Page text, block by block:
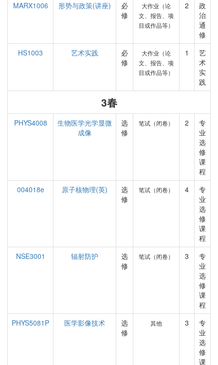
MARX1006
形势与政策(讲座)
必
修
大作业（论
文、报告、项
目或作品等）
2
政
治
通
修
HS1003
艺术实践
必
修
大作业（论
文、报告、项
目或作品等）
1
艺
术
实
践
3春
PHYS4008
生物医学光学显微
成像
选
修
笔试（闭卷） 2
专
业
选
修
课
程
004018e
原子核物理(英)
选
修
笔试（闭卷） 4
专
业
选
修
课
程
NSE3001
辐射防护
选
修
笔试（闭卷） 3
专
业
选
修
课
程
PHYS5081P
医学影像技术
选
修
其他 3
专
业
选
修
课